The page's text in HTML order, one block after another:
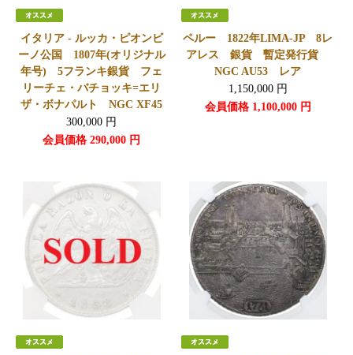
イタリア - ルッカ・ピオンビ
ーノ公国 1807年(オリジナル
年号) 5フランキ銀貨 フェ
リーチェ・バチョッキ=エリ
ザ・ボナパルト NGC XF45
300,000 円
会員価格 290,000 円
ペルー 1822年LIMA-JP 8レ
アレス 銀貨 暫定発行貨
NGC AU53 レア
1,150,000 円
会員価格 1,100,000円